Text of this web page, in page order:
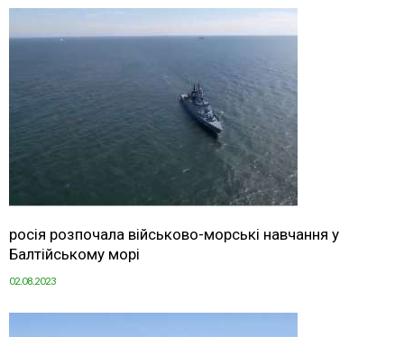
росія розпочала військово-морські навчання у
Балтійському морі
02.08.2023